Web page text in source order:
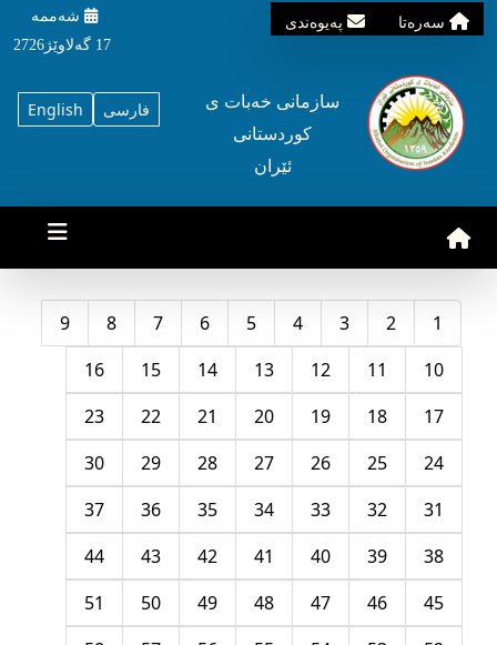
سه‌ره‌تا په‌یوه‌ندی
شه‌ممه‌
17 گه‌لاوێژ2726
English فارسی
سازمانی خه‌بات ی
کوردستانی
ئێران
1
2
3
4
5
6
7
8
9
10
11
12
13
14
15
16
17
18
19
20
21
22
23
24
25
26
27
28
29
30
31
32
33
34
35
36
37
38
39
40
41
42
43
44
45
46
47
48
49
50
51